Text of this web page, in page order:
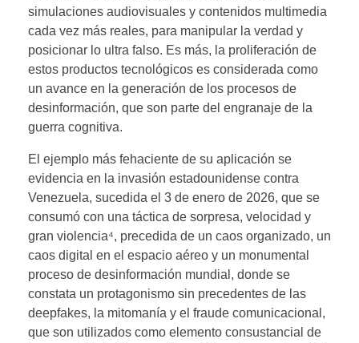
simulaciones audiovisuales y contenidos multimedia
cada vez más reales, para manipular la verdad y
posicionar lo ultra falso. Es más, la proliferación de
estos productos tecnológicos es considerada como
un avance en la generación de los procesos de
desinformación, que son parte del engranaje de la
guerra cognitiva.
El ejemplo más fehaciente de su aplicación se
evidencia en la invasión estadounidense contra
Venezuela, sucedida el 3 de enero de 2026, que se
consumó con una táctica de sorpresa, velocidad y
gran violencia⁴, precedida de un caos organizado, un
caos digital en el espacio aéreo y un monumental
proceso de desinformación mundial, donde se
constata un protagonismo sin precedentes de las
deepfakes, la mitomanía y el fraude comunicacional,
que son utilizados como elemento consustancial de